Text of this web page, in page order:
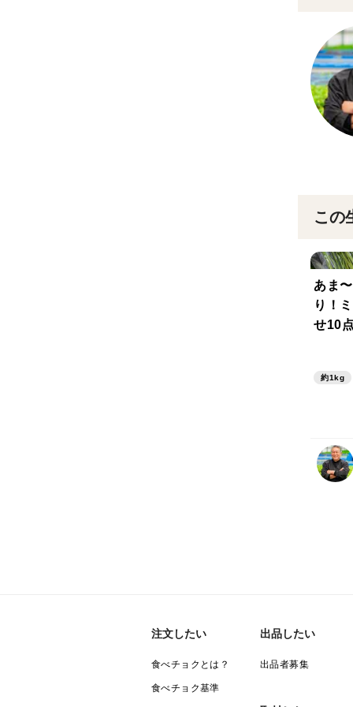
この
あま
り！
せ10
約1kg
注文したい
食べチョクとは？
食べチョク基準
出品したい
出品者募集